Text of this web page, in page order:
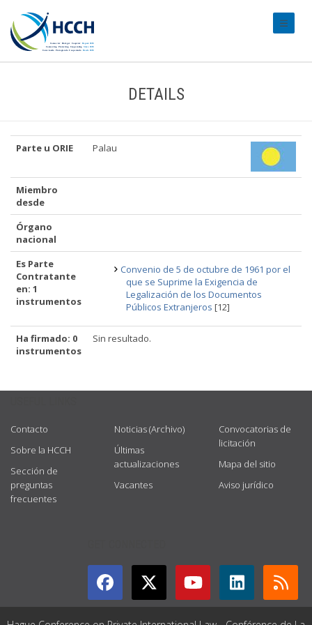
DETAILS
Parte u ORIE Palau
Miembro
desde
Órgano
nacional
Es Parte
Contratante
en: 1
instrumentos
Convenio de 5 de octubre de 1961 por el
que se Suprime la Exigencia de
Legalización de los Documentos
Públicos Extranjeros [12]
Ha firmado: 0
instrumentos
Sin resultado.
Contacto
Sobre la HCCH
Sección de
preguntas
frecuentes
Noticias (Archivo)
Últimas
actualizaciones
Vacantes
Convocatorias de
licitación
Mapa del sitio
Aviso jurídico